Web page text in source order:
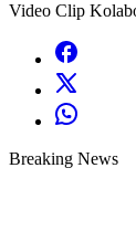
Video Clip
Breaking News